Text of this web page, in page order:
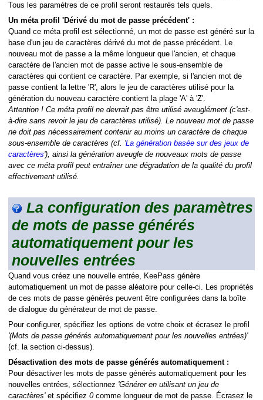
Tous les paramètres de ce profil seront restaurés tels quels.
Un méta profil 'Dérivé du mot de passe précédent' :
Quand ce méta profil est sélectionné, un mot de passe est généré sur la
base d'un jeu de caractères dérivé du mot de passe précédent. Le
nouveau mot de passe a la même longueur que l'ancien, et chaque
caractère de l'ancien mot de passe active le sous-ensemble de
caractères qui contient ce caractère. Par exemple, si l'ancien mot de
passe contient la lettre 'R', alors le jeu de caractères utilisé pour la
génération du nouveau caractère contient la plage 'A' à 'Z'.
Attention ! Ce méta profil ne devrait pas être utilisé aveuglément (c'est-
à-dire sans revoir le jeu de caractères utilisé). Le nouveau mot de passe
ne doit pas nécessairement contenir au moins un caractère de chaque
sous-ensemble de caractères (cf. 'La génération basée sur des jeux de
caractères'), ainsi la génération aveugle de nouveaux mots de passe
avec ce méta profil peut entraîner une dégradation de la qualité du profil
effectivement utilisé.
La configuration des paramètres
de mots de passe générés
automatiquement pour les
nouvelles entrées
Quand vous créez une nouvelle entrée, KeePass génère
automatiquement un mot de passe aléatoire pour celle-ci. Les propriétés
de ces mots de passe générés peuvent être configurées dans la boîte
de dialogue du générateur de mot de passe.
Pour configurer, spécifiez les options de votre choix et écrasez le profil
'(Mots de passe générés automatiquement pour les nouvelles entrées)'
(cf. la section ci-dessus).
Désactivation des mots de passe générés automatiquement :
Pour désactiver les mots de passe générés automatiquement pour les
nouvelles entrées, sélectionnez 'Générer en utilisant un jeu de
caractères'et spécifiez 0comme longueur de mot de passe. Écrasez le